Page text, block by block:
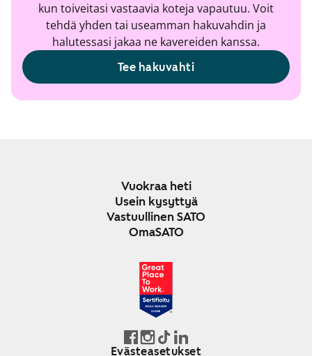
kun toiveitasi vastaavia koteja vapautuu. Voit
tehdä yhden tai useamman hakuvahdin ja
halutessasi jakaa ne kavereiden kanssa.
Tee hakuvahti
Vuokraa heti
Usein kysyttyä
Vastuullinen SATO
OmaSATO
JOULU 2024-2025
SUOMI
Evästeasetukset